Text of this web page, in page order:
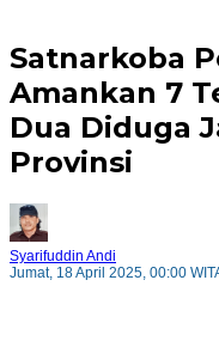
Satnarkoba
Amankan 7
Dua Diduga
Provinsi
Syarifuddin Andi
Jumat, 18 April 2025, 00:00